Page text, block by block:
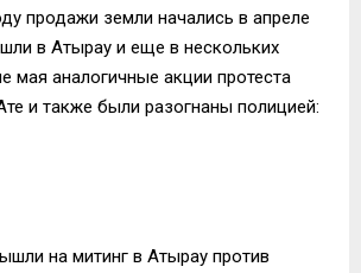
продажи земли начались в апреле
в Атырау и еще в нескольких
мая аналогичные акции протеста
и также были разогнаны полицией:
на митинг в Атырау против